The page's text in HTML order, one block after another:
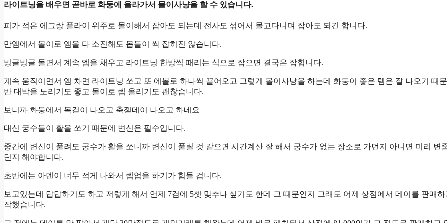
라이트닝을 배우면 곧바로 화둥에 올라가서 몰이사냥을 할 수 있습니다.
피가 적은 에그랑 플라이 위주로 몰이해서 잡아도 되는데 전사도 섞어서 몰고다니며 잡아도 되긴 합니다.
만엠에서 몰이로 엠을 다 소진해도 몹들이 싹 잡히진 않습니다.
빙글빙글 돌면서 계속 엠을 채우고 라이트닝 한방씩 때리는 식으로 잡으면 결국은 잡힙니다.
계속 움직이면서 엠 차면 라이트닝 쏘고 또 에볼로 하나씩 끌어오고 그렇게 몰이사냥을 하는데 화둥이 좋은 템은 잘 나오기 때
반 대박을 노리기도 좋고 몰이로 렙 올리기도 괜찮습니다.
보니까 화둥에서 목걸이 나오고 축젤데이 나오고 하네요.
대신 궁수들이 활을 쏘기 때문에 변신은 필수입니다.
중간에 변신이 풀려도 궁수가 활을 쏘니까 변신이 풀릴 것 같으면 시간계산 잘 해서 궁수가 없는 장소로 가던지 아니면 미리 변
던지 해야합니다.
초반에는 아덴이 너무 적게 나와서 렙업을 하기가 힘들 겁니다.
보고있는데 답답하기도 하고 저렇게 해서 언제 7검에 5셋 맞추나 싶기도 한데 그 때문인지 그래도 어제 상점에서 데이를 판매하
작했습니다.